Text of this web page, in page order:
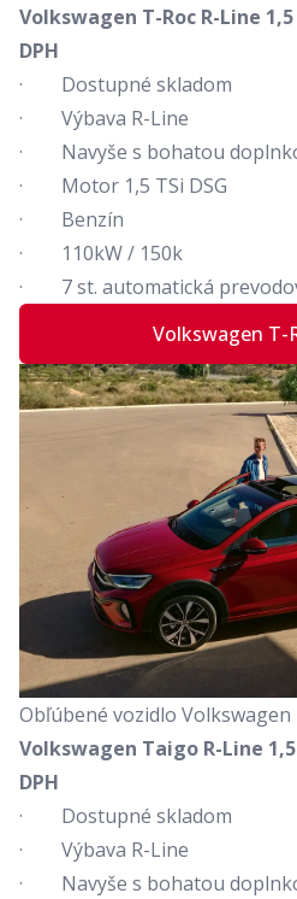
Volkswagen T-Roc R-Line 1,5
DPH
· Dostupné skladom
· Výbava R-Line
· Navyše s bohatou
· Motor 1,5 TSi DSG
· Benzín
· 110kW / 150k
· 7 st. automatická
Volkswagen T-
Obľúbené vozidlo Volkswagen
Volkswagen Taigo R-Line 1,5
DPH
· Dostupné skladom
· Výbava R-Line
· Navyše s bohatou